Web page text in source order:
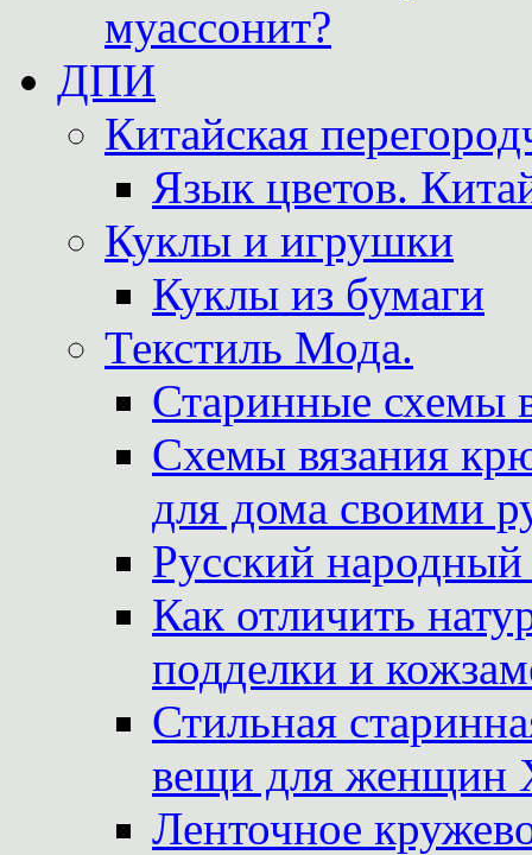
муассонит?
ДПИ
Китайская
Язык цветов.
Куклы и игрушки
Куклы из бумаги
Текстиль Мода.
Старинные схемы
Схемы вязания
для дома своими
Русский
Как отличить
подделки и
Стильная
вещи для женщин
Ленточное